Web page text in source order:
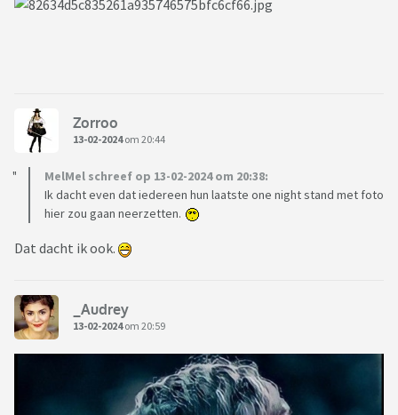
Zorroo
13-02-2024om 20:44
MelMel schreef op 13-02-2024 om 20:38:
Ik dacht even dat iedereen hun laatste one night stand met foto
hier zou gaan neerzetten.
Dat dacht ik ook.
_Audrey
13-02-2024om 20:59